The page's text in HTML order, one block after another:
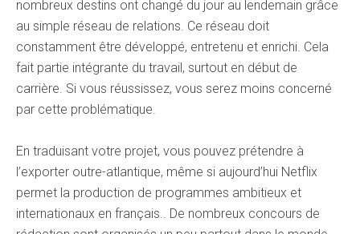
nombreux destins ont changé du jour au lendemain grâce
au simple réseau de relations. Ce réseau doit
constamment être développé, entretenu et enrichi. Cela
fait partie intégrante du travail, surtout en début de
carrière. Si vous réussissez, vous serez moins concerné
par cette problématique.
En traduisant votre projet, vous pouvez prétendre à
l’exporter outre-atlantique, même si aujourd’hui Netflix
permet la production de programmes ambitieux et
internationaux en français.. De nombreux concours de